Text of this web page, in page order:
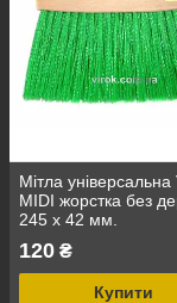
Мітла
MIDI жорстка без
245 х 42 мм.
120 ₴
Купити